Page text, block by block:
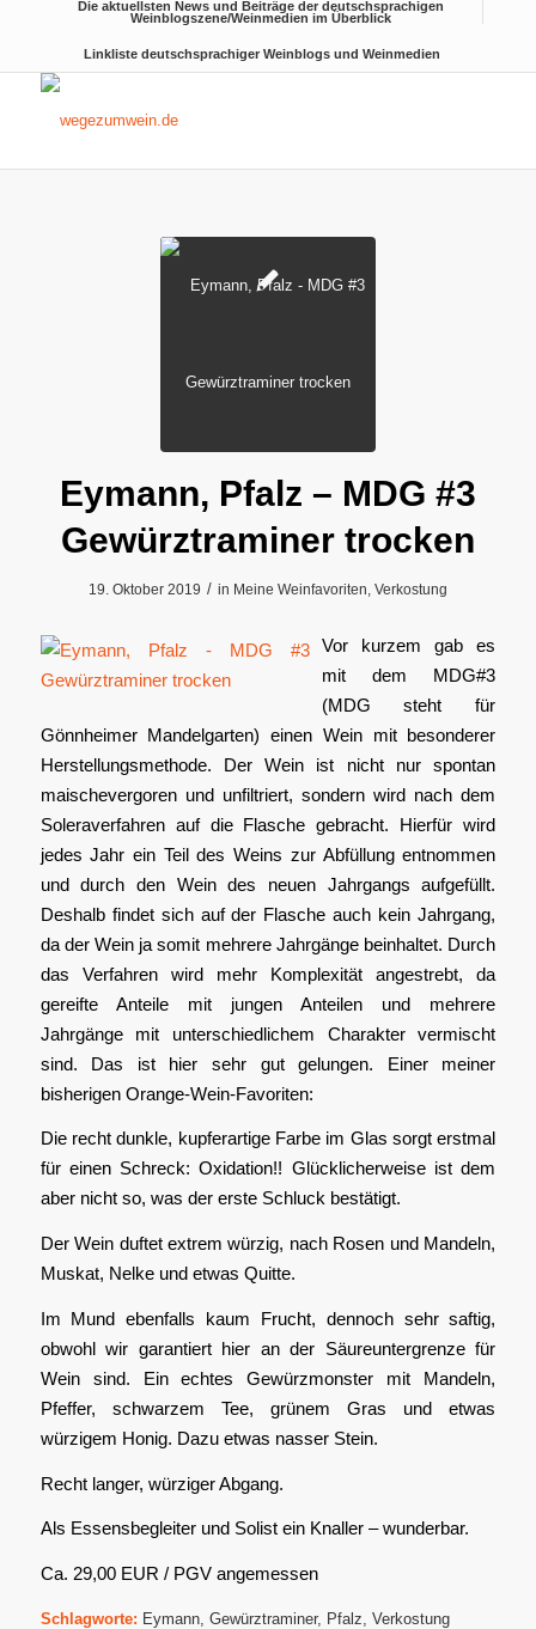
Die aktuellsten News und Beiträge der deutschsprachigen
Weinblogszene/Weinmedien im Überblick
Linkliste deutschsprachiger Weinblogs und Weinmedien
Eymann, Pfalz – MDG #3
Gewürztraminer trocken
19. Oktober 2019 / in Meine Weinfavoriten, Verkostung
Vor kurzem gab es
mit dem MDG#3
(MDG steht für
Gönnheimer Mandelgarten) einen Wein mit besonderer
Herstellungsmethode. Der Wein ist nicht nur spontan
maischevergoren und unfiltriert, sondern wird nach dem
Soleraverfahren auf die Flasche gebracht. Hierfür wird
jedes Jahr ein Teil des Weins zur Abfüllung entnommen
und durch den Wein des neuen Jahrgangs aufgefüllt.
Deshalb findet sich auf der Flasche auch kein Jahrgang,
da der Wein ja somit mehrere Jahrgänge beinhaltet. Durch
das Verfahren wird mehr Komplexität angestrebt, da
gereifte Anteile mit jungen Anteilen und mehrere
Jahrgänge mit unterschiedlichem Charakter vermischt
sind. Das ist hier sehr gut gelungen. Einer meiner
bisherigen Orange-Wein-Favoriten:
Die recht dunkle, kupferartige Farbe im Glas sorgt erstmal
für einen Schreck: Oxidation!! Glücklicherweise ist dem
aber nicht so, was der erste Schluck bestätigt.
Der Wein duftet extrem würzig, nach Rosen und Mandeln,
Muskat, Nelke und etwas Quitte.
Im Mund ebenfalls kaum Frucht, dennoch sehr saftig,
obwohl wir garantiert hier an der Säureuntergrenze für
Wein sind. Ein echtes Gewürzmonster mit Mandeln,
Pfeffer, schwarzem Tee, grünem Gras und etwas
würzigem Honig. Dazu etwas nasser Stein.
Recht langer, würziger Abgang.
Als Essensbegleiter und Solist ein Knaller – wunderbar.
Ca. 29,00 EUR / PGV angemessen
Schlagworte: Eymann, Gewürztraminer, Pfalz Verkostung